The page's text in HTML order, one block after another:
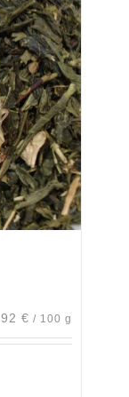
€ / 100 g